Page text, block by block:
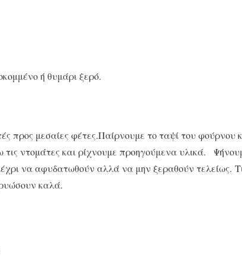
ή θυμάρι ξερό.
προς μεσαίες φέτες.Παίρνουμε το ταψί του φούρνου
ντομάτες και ρίχνουμε προηγούμενα υλικά.
να αφυδατωθούν αλλά να μην ξεραθούν τελείως.
καλά.